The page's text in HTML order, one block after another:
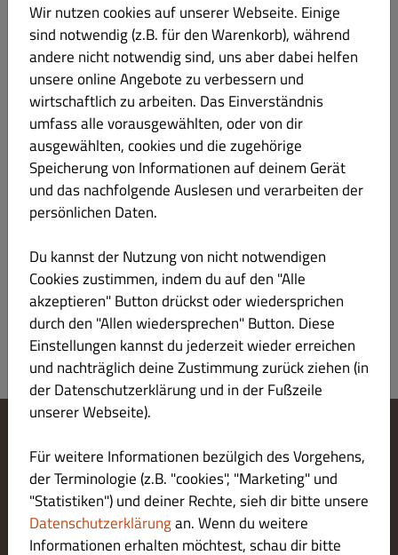
Produktinformation
Focaccia Classic
Pizzabrot mit Rosmarin, Oregano und Olivenöl
Produktinformation
Focaccia Spezial
Pizzabrot mit Zwiebeln, Hirtenkäse und Cherrytomaten
Produktinformation
Cookie-Einstellungen ändern
Kontaktiere uns
Datenschutzerklärung
Allgemeine Geschäftsbedingungen
Impressum
LIEFERUNG ZAHLUNGSARTEN
Wir nutzen cookies auf unserer Webseite. Einige
sind notwendig (z.B. für den Warenkorb), während
andere nicht notwendig sind, uns aber dabei helfen
unsere online Angebote zu verbessern und
wirtschaftlich zu arbeiten. Das Einverständnis
umfass alle vorausgewählten, oder von dir
ausgewählten, cookies und die zugehörige
Speicherung von Informationen auf deinem Gerät
und das nachfolgende Auslesen und verarbeiten der
persönlichen Daten.
Du kannst der Nutzung von nicht notwendigen
Cookies zustimmen, indem du auf den "Alle
akzeptieren" Button drückst oder wiedersprichen
durch den "Allen wiedersprechen" Button. Diese
Einstellungen kannst du jederzeit wieder erreichen
und nachträglich deine Zustimmung zurück ziehen (in
der Datenschutzerklärung und in der Fußzeile
unserer Webseite).
Für weitere Informationen bezülgich des Vorgehens,
der Terminologie (z.B. "cookies", "Marketing" und
"Statistiken") und deiner Rechte, sieh dir bitte unsere
Datenschutzerklärungan. Wenn du weitere
Informationen erhalten möchtest, schau dir bitte